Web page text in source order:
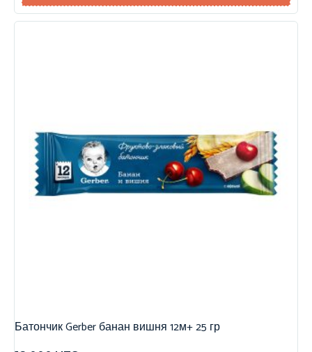
Батончик Gerber банан вишня 12м+ 25 гр